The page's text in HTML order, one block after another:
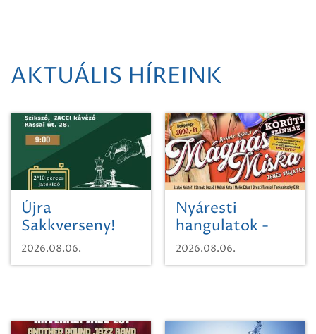
AKTUÁLIS HÍREINK
Újra
Sakkverseny!
2026.08.06.
Nyáresti
hangulatok -
Mágnás Miska
2026.08.06.